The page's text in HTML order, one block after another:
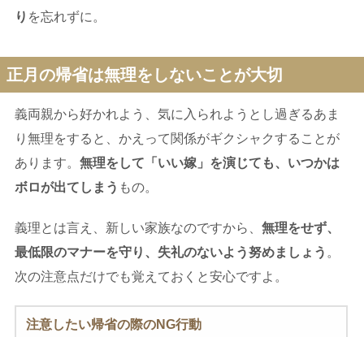
り を忘れずに。
正月の帰省は無理をしないことが大切
義両親から好かれよう、気に入られようとし過ぎるあま
り無理をすると、かえって関係がギクシャクすることが
あります。 無理をして「いい嫁」を演じても、いつかは
ボロが出てしまう もの。
義理とは言え、新しい家族なのですから、 無理をせず、
最低限のマナーを守り、失礼のないよう努めましょう 。
次の注意点だけでも覚えておくと安心ですよ。
注意したい帰省の際のNG行動